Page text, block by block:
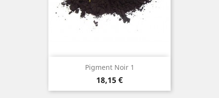
Pigment Noir 1
Prix
18,15 €